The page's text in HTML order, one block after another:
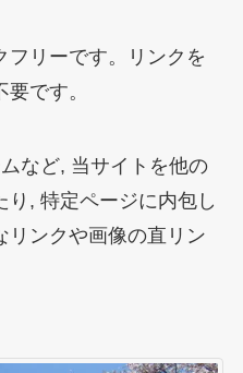
フリーです。リンクを
です。
など, 当サイトを他の
り, 特定ページに内包し
リンクや画像の直リン